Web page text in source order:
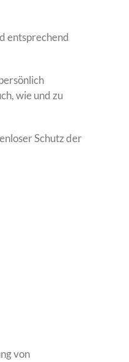
entsprechend
wie und zu
Schutz der
von